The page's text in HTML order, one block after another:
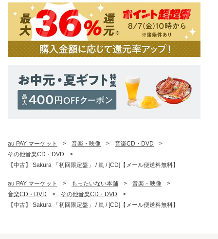
au PAY マーケット > 音楽・映像 > 音楽CD・DVD
>
その他音楽CD・DVD
>
【中古】 Sakura 「初回限定盤」 / 嵐 / [CD]【メール便送料無料】
au PAY マーケット > もったいない本舗 > 音楽・映像
>
音楽CD・DVD
> その他音楽CD・DVD
>
【中古】 Sakura 「初回限定盤」 / 嵐 / [CD]【メール便送料無料】